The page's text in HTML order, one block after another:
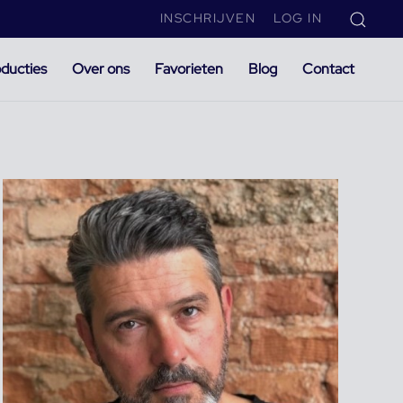
INSCHRIJVEN LOG IN
Over ons Favorieten Blog Contact